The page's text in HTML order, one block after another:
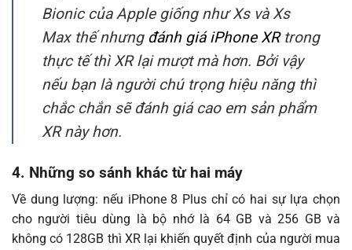
Bionic của Apple giống như Xs và Xs
Max thế nhưng đánh giá iPhone XRtrong
thực tế thì XR lại mượt mà hơn. Bởi vậy
nếu bạn là người chú trọng hiệu năng thì
chắc chắn sẽ đánh giá cao em sản phẩm
XR này hơn.
4. Những so sánh khác từ hai máy
Về dung lượng: nếu iPhone 8 Plus chỉ có hai sự lựa chọn
cho người tiêu dùng là bộ nhớ là 64 GB và 256 GB và
không có 128GB thì XR lại khiến quyết định của người mua